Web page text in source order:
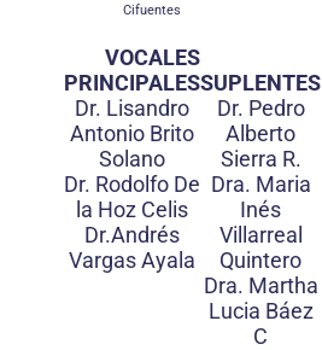
Cifuentes
VOCALES
PRINCIPALES
Dr. Lisandro
Antonio Brito
Solano
Dr. Rodolfo De
la Hoz Celis
Dr.Andrés
Vargas Ayala
SUPLENTES
Dr. Pedro
Alberto
Sierra R.
Dra. Maria
Inés
Villarreal
Quintero
Dra. Martha
Lucia Báez
C